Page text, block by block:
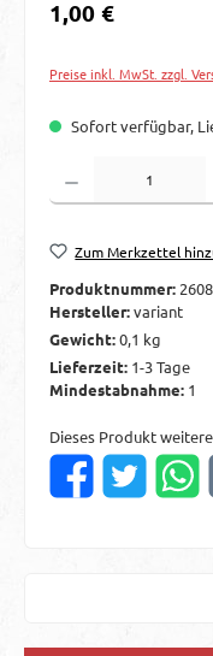
Regulärer Preis:
1,00 €
Preise inkl. MwSt. zzgl.
Sofort verfügbar,
Produkt Anzahl: Gib den
Zum Merkzettel
Produktnummer:
Hersteller:variant
Gewicht:0,1 kg
Lieferzeit: 1-3 Tage
Mindestabnahme: 1
Dieses Produkt